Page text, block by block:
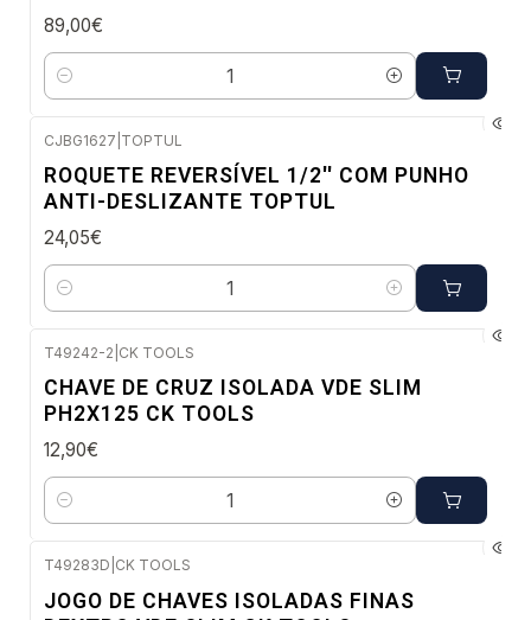
89,00€
Quantidade
CJBG1627 TOPTUL
ROQUETE REVERSÍVEL 1/2'' COM PUNHO
ANTI-DESLIZANTE TOPTUL
24,05€
Quantidade
T49242-2 CK TOOLS
CHAVE DE CRUZ ISOLADA VDE SLIM
PH2X125 CK TOOLS
12,90€
Quantidade
DESC.
T49283D CK TOOLS
JOGO DE CHAVES ISOLADAS FINAS